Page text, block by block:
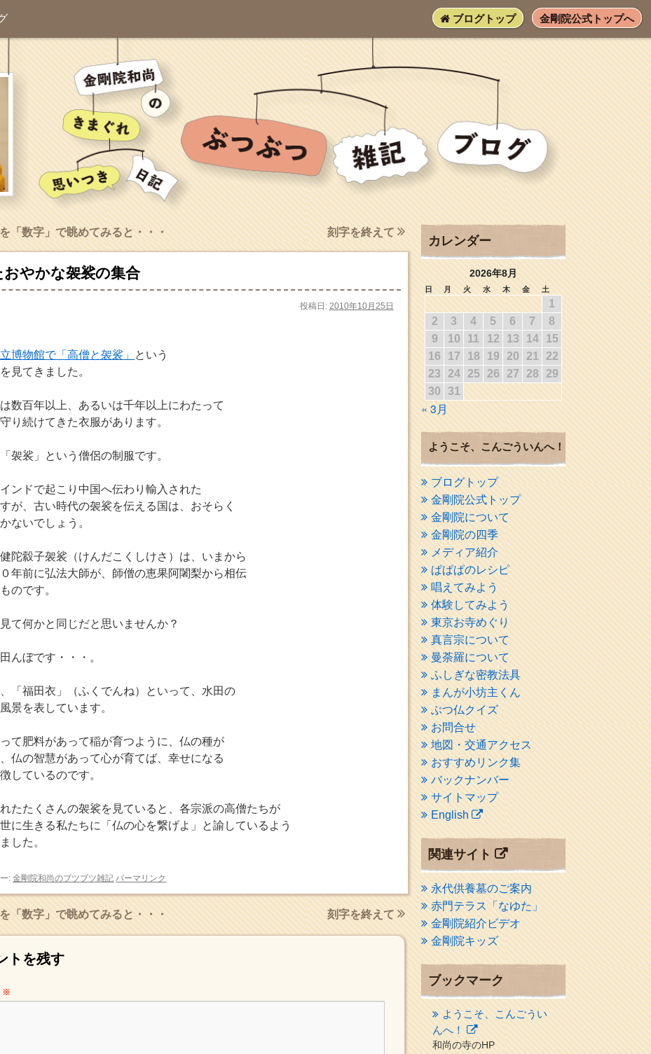
ブログトップ 金剛院公式トップへ
「数字」で眺めてみると・・・ 刻字を終えて
おやかな袈裟の集合
投稿日: 2010年10月25日
博物館で「高僧と袈裟」
という
見てきました。
数百年以上、あるいは千年以上にわたって
り続けてきた衣服があります。
袈裟」という僧侶の制服です。
ンドで起こり中国へ伝わり輸入された
が、古い時代の袈裟を伝える国は、おそらく
ないでしょう。
陀縠子袈裟（けんだこくしけさ）は、いまから
年前に弘法大師が、師僧の恵果阿闍梨から相伝
のです。
て何かと同じだと思いませんか？
んぼです・・・。
「福田衣」（ふくでんね）といって、水田の
景を表しています。
て肥料があって稲が育つように、仏の種が
仏の智慧があって心が育てば、幸せになる
しているのです。
たたくさんの袈裟を見ていると、各宗派の高僧たちが
に生きる私たちに「仏の心を繋げよ」と諭しているよう
した。
ー:金剛院和尚のブツブツ雑記 パーマリンク
「数字」で眺めてみると・・・ 刻字を終えて
トを残す
※
カレンダー
2026年8月
日 月 火 水 木 金 土
1
2
3 4 5 6 7
8
9
10 11 12 13 14
15
16
17 18 19 20 21
22
23
24 25 26 27 28
29
30
31
« 3月
ようこそ、こんごういんへ！
ブログトップ
金剛院公式トップ
金剛院について
金剛院の四季
メディア紹介
ぱぱぱのレシピ
唱えてみよう
体験してみよう
東京お寺めぐり
真言宗について
曼荼羅について
ふしぎな密教法具
まんが小坊主くん
ぶつ仏クイズ
お問合せ
地図・交通アクセス
おすすめリンク集
バックナンバー
サイトマップ
English
関連サイト
永代供養墓のご案内
赤門テラス「なゆた」
金剛院紹介ビデオ
金剛院キッズ
ブックマーク
ようこそ、こんごうい
んへ！
和尚の寺のHP